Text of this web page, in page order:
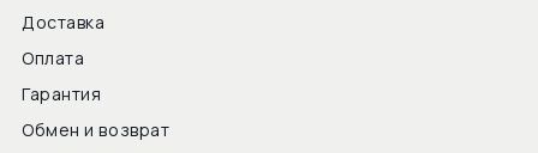
Доставка
Оплата
Гарантия
Обмен и возврат